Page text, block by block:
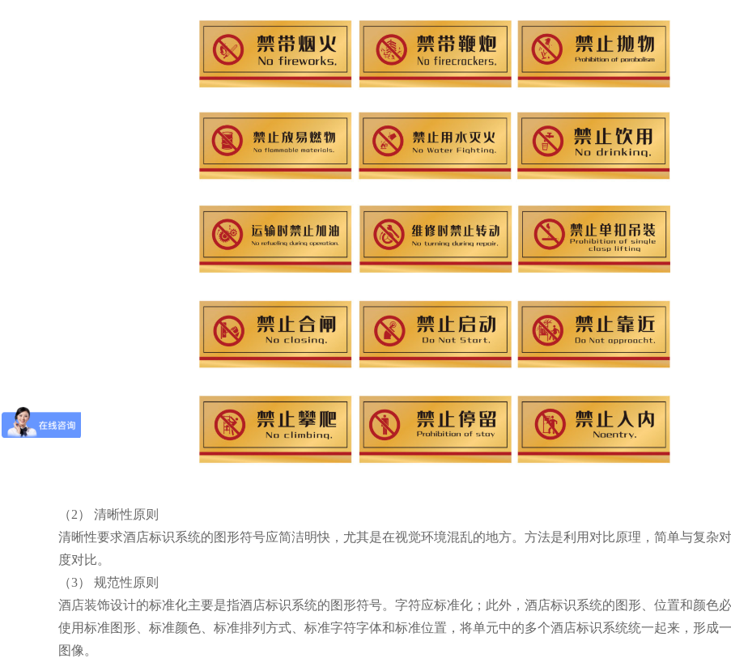
（2） 清晰性原则
清晰性要求酒店标识系统的图形符号应简洁明快，尤其是在视觉环境混乱的地方。方法是利用对比原理，简单与复杂
度对比。
（3） 规范性原则
酒店装饰设计的标准化主要是指酒店标识系统的图形符号。字符应标准化；此外，酒店标识系统的图形、位置和颜色
使用标准图形、标准颜色、标准排列方式、标准字符字体和标准位置，将单元中的多个酒店标识系统统一起来，形成
图像。